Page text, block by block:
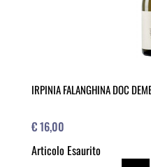
IRPINIA FALANGHINA DOC
€ 16,00
Articolo Esaurito